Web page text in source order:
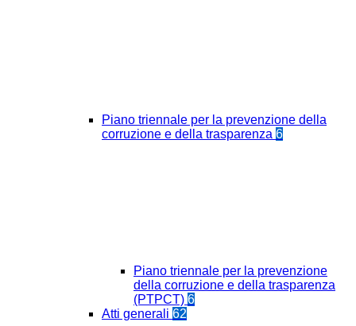
Piano triennale per la prevenzione della
corruzione e della trasparenza 6
Piano triennale per la prevenzione
della corruzione e della trasparenza
(PTPCT) 6
Atti generali 62